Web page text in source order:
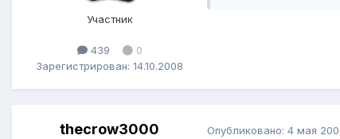
Участник
439
0
Зарегистрирован: 14.10.2008
thecrow3000 Опубликовано: 4 мая